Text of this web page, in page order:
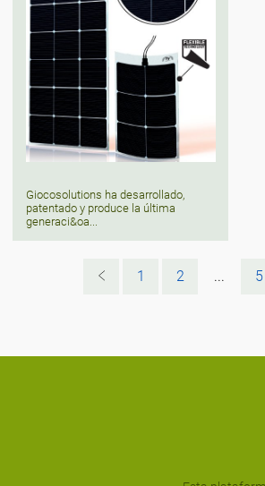
Giocosolutions ha desarrollado,
patentado y produce la última
generaci&oa...
1 2 ... 5